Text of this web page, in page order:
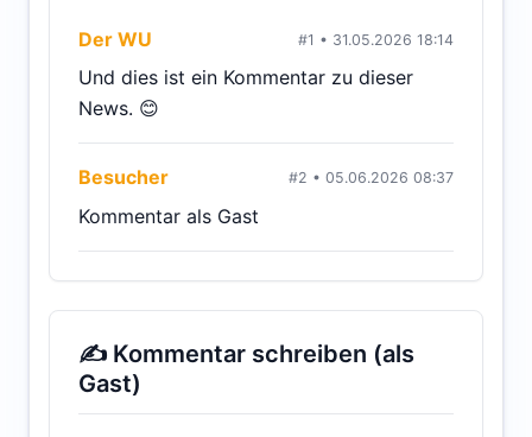
Der WU #1 • 31.05.2026 18:14
Und dies ist ein Kommentar zu dieser
News. 😊
Besucher #2 • 05.06.2026 08:37
Kommentar als Gast
✍ Kommentar schreiben (als
Gast)